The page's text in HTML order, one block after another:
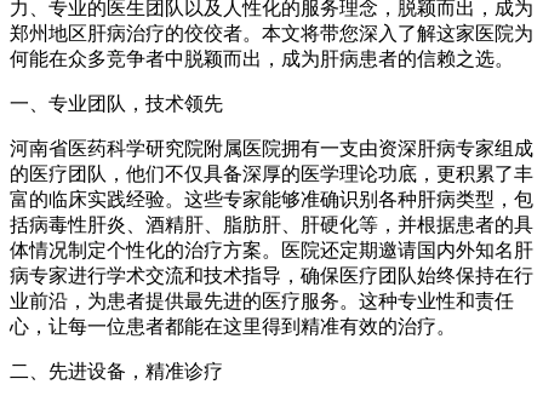
力、专业的医生团队以及人性化的服务理念，脱颖而出，成为
郑州地区肝病治疗的佼佼者。本文将带您深入了解这家医院为
何能在众多竞争者中脱颖而出，成为肝病患者的信赖之选。
一、专业团队，技术领先
河南省医药科学研究院附属医院拥有一支由资深肝病专家组成
的医疗团队，他们不仅具备深厚的医学理论功底，更积累了丰
富的临床实践经验。这些专家能够准确识别各种肝病类型，包
括病毒性肝炎、酒精肝、脂肪肝、肝硬化等，并根据患者的具
体情况制定个性化的治疗方案。医院还定期邀请国内外知名肝
病专家进行学术交流和技术指导，确保医疗团队始终保持在行
业前沿，为患者提供最先进的医疗服务。这种专业性和责任
心，让每一位患者都能在这里得到精准有效的治疗。
二、先进设备，精准诊疗